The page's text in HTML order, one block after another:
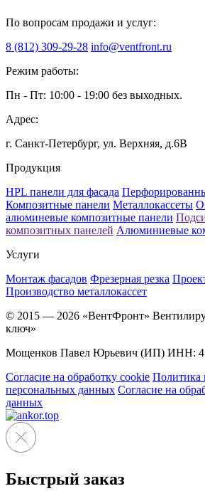
По вопросам продажи и услуг:
8 (812) 309-29-28 info@ventfront.ru
Режим работы:
Пн - Пт: 10:00 - 19:00 без выходных.
Адрес:
г. Санкт-Петербург, ул. Верхняя, д.6B
Продукция
HPL панели для фасада
Композитные панели Металлокассеты
алюминевые композитные панели
композитных панелей Алюминиевые
Услуги
Монтаж фасадов Фрезерная резка
Производство металлокассет
© 2015 — 2026 «ВентФронт»
ключ»
Мощенков Павел Юрьевич (ИП) ИНН:
Согласие на обработку cookie Политика
персональных данных Согласие на
данных
Быстрый заказ